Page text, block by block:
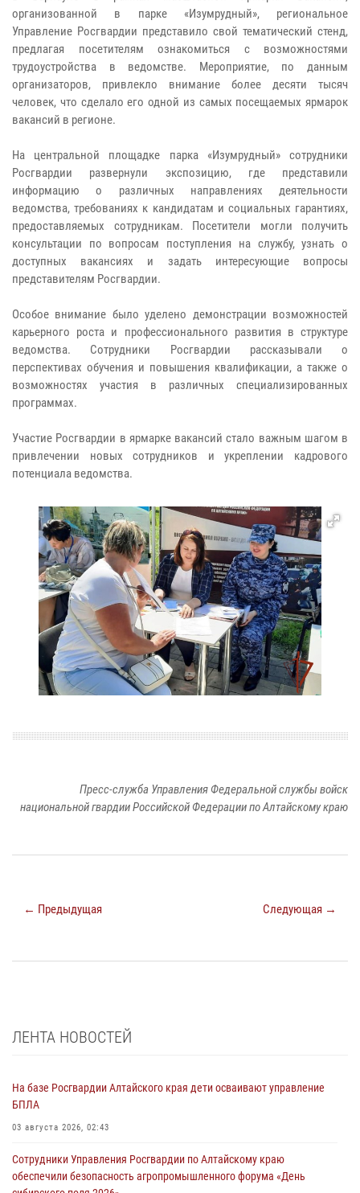
организованной в парке «Изумрудный», региональное
Управление Росгвардии представило свой тематический стенд,
предлагая посетителям ознакомиться с возможностями
трудоустройства в ведомстве. Мероприятие, по данным
организаторов, привлекло внимание более десяти тысяч
человек, что сделало его одной из самых посещаемых ярмарок
вакансий в регионе.
На центральной площадке парка «Изумрудный» сотрудники
Росгвардии развернули экспозицию, где представили
информацию о различных направлениях деятельности
ведомства, требованиях к кандидатам и социальных гарантиях,
предоставляемых сотрудникам. Посетители могли получить
консультации по вопросам поступления на службу, узнать о
доступных вакансиях и задать интересующие вопросы
представителям Росгвардии.
Особое внимание было уделено демонстрации возможностей
карьерного роста и профессионального развития в структуре
ведомства. Сотрудники Росгвардии рассказывали о
перспективах обучения и повышения квалификации, а также о
возможностях участия в различных специализированных
программах.
Участие Росгвардии в ярмарке вакансий стало важным шагом в
привлечении новых сотрудников и укреплении кадрового
потенциала ведомства.
Пресс-служба Управления Федеральной службы войск
национальной гвардии Российской Федерации по Алтайскому краю
← Предыдущая Следующая →
ЛЕНТА НОВОСТЕЙ
На базе Росгвардии Алтайского края дети осваивают управление
БПЛА
03 августа 2026, 02:43
Сотрудники Управления Росгвардии по Алтайскому краю
обеспечили безопасность агропромышленного форума «День